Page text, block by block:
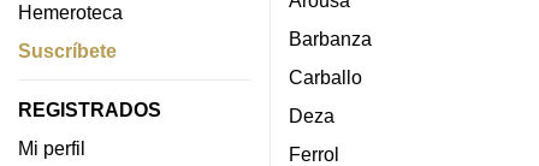
Hemeroteca
Suscríbete
REGISTRADOS
Mi perfil
Barbanza
Carballo
Deza
Ferrol